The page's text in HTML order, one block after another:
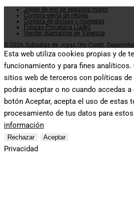
Joyas de oro de segunda mano
Compra-venta de relojes
Compra de divisas y monedas
Figuras Porcelana Lladró
Vender diamantes en Valencia
© 2026 Subastas de Joyas Oro Credit.
Esta web utiliza cookies propias y de
funcionamiento y para fines analíticos.
sitios web de terceros con políticas de
podrás aceptar o no cuando accedas
botón Aceptar, acepta el uso de estas
procesamiento de tus datos para
información
Rechazar Aceptar
Privacidad